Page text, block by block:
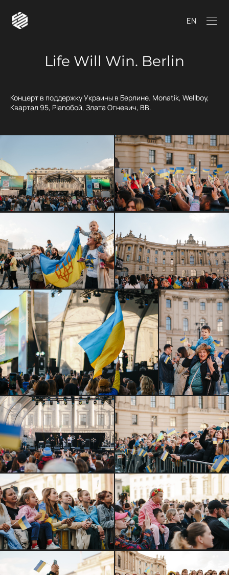
EN
Life Will Win. Berlin
Концерт в поддержку Украины в Берлине. Monatik, Wellboy,
Квартал 95, Pianобой, Злата Огневич, ВВ.